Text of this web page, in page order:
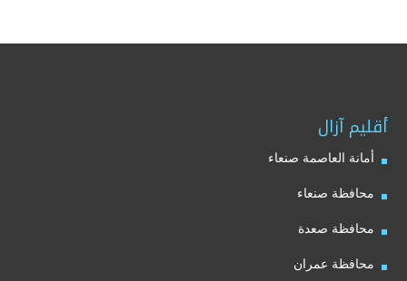
أقليم آزال
أمانة العاصمة صنعاء
محافظة صنعاء
محافظة صعدة
محافظة عمران